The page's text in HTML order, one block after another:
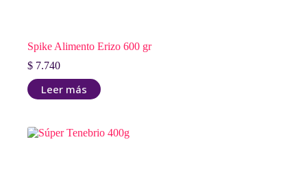
Spike Alimento Erizo 600 gr
$ 7.740
Leer más